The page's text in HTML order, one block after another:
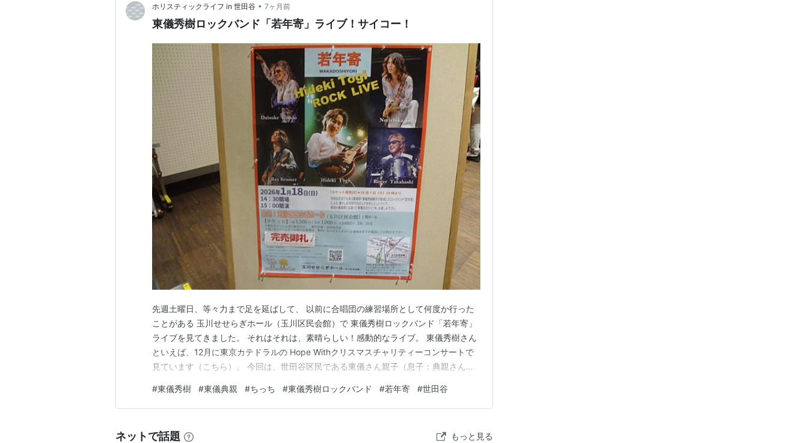
from ASIA（1999年3月）
雅楽 天・地・空〜千年の悠雅（2000年1月）
TOGISM2（2000年1月）
TOGISM 2001（2001年3月）
I am with you（2002年9月）
PICTURES（2003年7月）
風と光の軌跡〜BEST OF TOGISM〜（2004年1月）
ASIN:B0000TCMPM
ルージュ（2001年 NHK） - 秋葉友之役
大河ドラマ・篤姫（2008年 NHK） - 孝明天皇役
MR.BRAIN （2009年6月13日、TBS）
ホリスティックライフ in 世田谷 • 7ヶ月前
東儀秀樹ロックバンド「若年寄」ライブ！サイコー！
先週土曜日、等々力まで足を延ばして、 以前に合唱団の練習場所として何度か行った
ことがある 玉川せせらぎホール（玉川区民会館）で 東儀秀樹ロックバンド「若年寄」
ライブを見てきました。 それはそれは、素晴らしい！感動的なライブ。 東儀秀樹さん
といえば、12月に東京カテドラルの Hope Withクリスマスチャリティーコンサートで
見ています（こちら）。 今回は、世田谷区民である東儀さん親子（息子：典親さん＝
としたライブなので、 大きな期待を寄せていました。 チケットは完売です。世田谷区
民割引で3000円。 「若年寄」と…
#東儀秀樹 #東儀典親 #ちっち #東儀秀樹ロックバンド #若年寄 #世田谷
ネットで話題 もっと見る